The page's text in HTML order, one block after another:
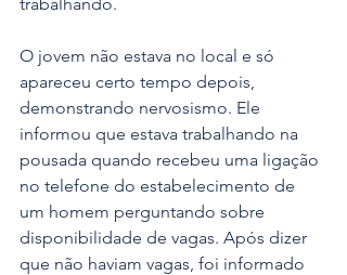
O jovem não estava no local e só
apareceu certo tempo depois,
demonstrando nervosismo. Ele
informou que estava trabalhando na
pousada quando recebeu uma ligação
no telefone do estabelecimento de
um homem perguntando sobre
disponibilidade de vagas. Após dizer
que não haviam vagas, foi informado